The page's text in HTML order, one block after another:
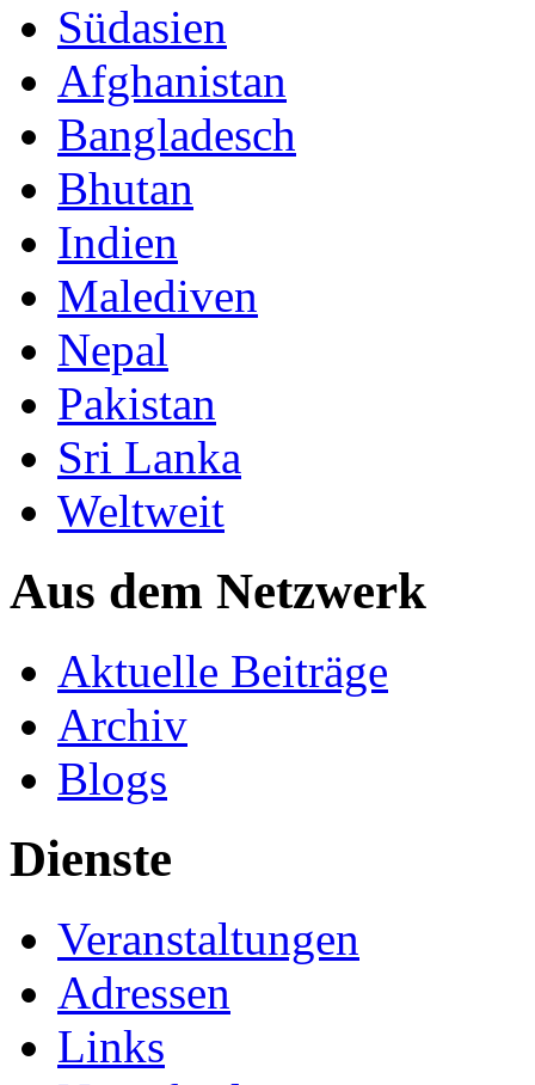
Südasien
Afghanistan
Bangladesch
Bhutan
Indien
Malediven
Nepal
Pakistan
Sri Lanka
Weltweit
Aus dem Netzwerk
Aktuelle Beiträge
Archiv
Blogs
Dienste
Veranstaltungen
Adressen
Links